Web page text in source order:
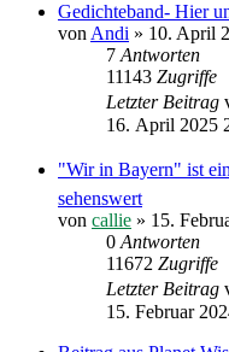
Gedichteband- Hier
von Andi » 10. April
7 Antworten
11143 Zugriffe
Letzter Beitrag
16. April 2025
"Wir in Bayern" ist
sehenswert
von callie » 15.
0 Antworten
11672 Zugriffe
Letzter Beitrag
15. Februar